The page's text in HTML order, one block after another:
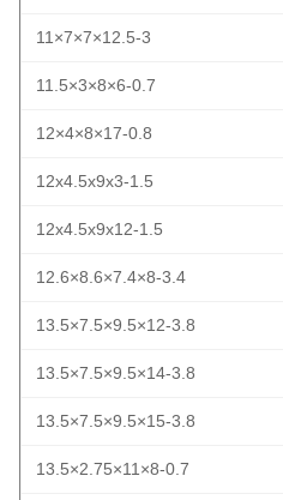
11×7×7×12.5-3
11.5×3×8×6-0.7
12×4×8×17-0.8
12x4.5x9x3-1.5
12x4.5x9x12-1.5
12.6×8.6×7.4×8-3.4
13.5×7.5×9.5×12-3.8
13.5×7.5×9.5×14-3.8
13.5×7.5×9.5×15-3.8
13.5×2.75×11×8-0.7